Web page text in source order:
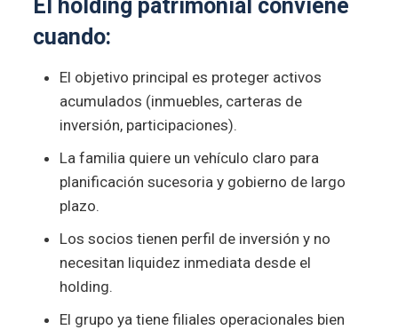
El holding patrimonial conviene
cuando:
El objetivo principal es proteger activos
acumulados (inmuebles, carteras de
inversión, participaciones).
La familia quiere un vehículo claro para
planificación sucesoria y gobierno de largo
plazo.
Los socios tienen perfil de inversión y no
necesitan liquidez inmediata desde el
holding.
El grupo ya tiene filiales operacionales bien